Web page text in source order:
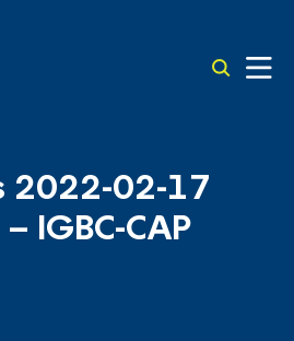
2022-02-17
IGBC-CAP